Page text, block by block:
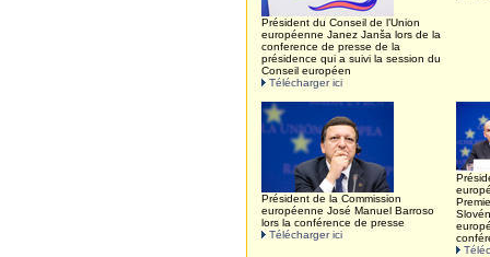
Président du Conseil de l’Union
européenne Janez Janša lors de la
conference de presse de la
présidence qui a suivi la session du
Conseil européen
Télécharger ici
Président de la Commission
européenne José Manuel Barroso
lors la conférence de presse
Télécharger ici